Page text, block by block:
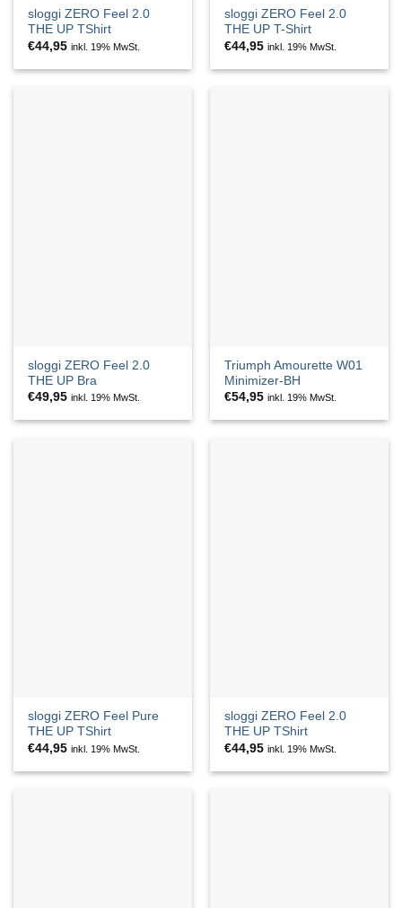
sloggi ZERO Feel 2.0
THE UP TShirt
€44,95 inkl. 19% MwSt.
sloggi ZERO Feel 2.0
THE UP T-Shirt
€44,95 inkl. 19% MwSt.
sloggi ZERO Feel 2.0
THE UP Bra
€49,95 inkl. 19% MwSt.
Triumph Amourette W01
Minimizer-BH
€54,95 inkl. 19% MwSt.
sloggi ZERO Feel Pure
THE UP TShirt
€44,95 inkl. 19% MwSt.
sloggi ZERO Feel 2.0
THE UP TShirt
€44,95 inkl. 19% MwSt.